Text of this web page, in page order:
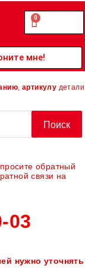
0.00
0
Cart
мне!
артикулу детали
Поиск
обратный
связи на
03
нужно уточнять